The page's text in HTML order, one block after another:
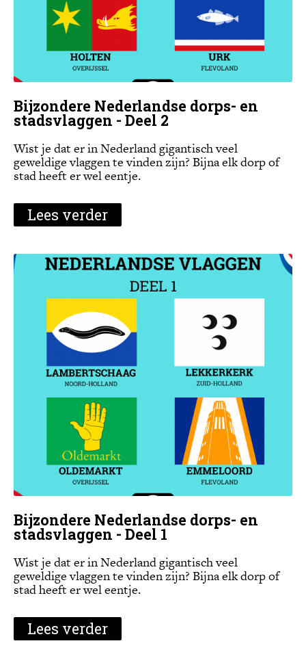
Bijzondere Nederlandse dorps- en
stadsvlaggen - Deel 2
Wist je dat er in Nederland gigantisch veel
geweldige vlaggen te vinden zijn? Bijna elk dorp of
stad heeft er wel eentje.
Lees verder
Bijzondere Nederlandse dorps- en
stadsvlaggen - Deel 1
Wist je dat er in Nederland gigantisch veel
geweldige vlaggen te vinden zijn? Bijna elk dorp of
stad heeft er wel eentje.
Lees verder